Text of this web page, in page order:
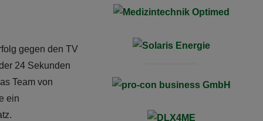
gegen den TV
24 Sekunden
Team von
ein